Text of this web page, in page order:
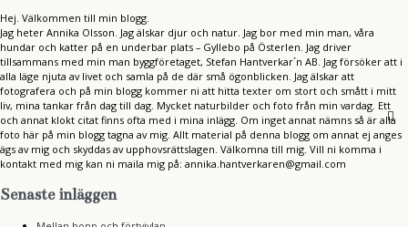
Hej. Välkommen till min blogg.
Jag heter Annika Olsson. Jag älskar djur och natur. Jag bor med min man, våra
hundar och katter på en underbar plats – Gyllebo på Österlen. Jag driver
tillsammans med min man byggföretaget, Stefan Hantverkar´n AB. Jag försöker att i
alla läge njuta av livet och samla på de där små ögonblicken. Jag älskar att
fotografera och på min blogg kommer ni att hitta texter om stort och smått i mitt
liv, mina tankar från dag till dag. Mycket naturbilder och foto från min vardag. Ett
och annat klokt citat finns ofta med i mina inlägg. Om inget annat nämns så är alla
foto här på min blogg tagna av mig. Allt material på denna blogg om annat ej anges
ägs av mig och skyddas av upphovsrättslagen. Välkomna till mig. Vill ni komma i
kontakt med mig kan ni maila mig på: annika.hantverkaren@gmail.com
Senaste inläggen